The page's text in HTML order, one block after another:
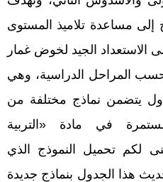
إلى مساعدة تلاميذ المستوى
الاستعداد الجيد لخوض غمار
المراحل الدراسية، وهي
يتضمن نماذج مختلفة من
في مادة «التربية
لكم تحميل النموذج الذي
هذا الجدول بنماذج جديدة